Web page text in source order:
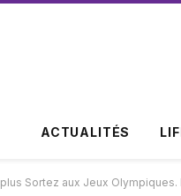
ACTUALITÉS
plus Sortez aux Jeux